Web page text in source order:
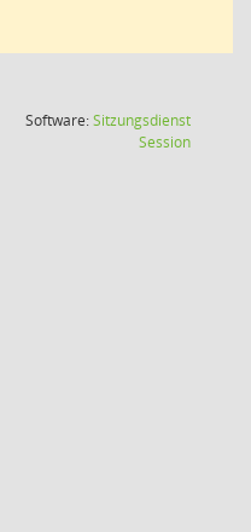
Software:Sitzungsdienst
Session(Wird in